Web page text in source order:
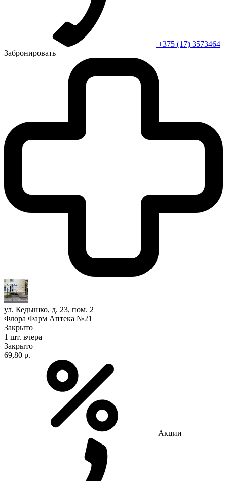
+375 (17) 3573464
Забронировать
ул. Кедышко, д. 23, пом. 2
Флора Фарм Аптека №21
Закрыто
1 шт. вчера
Закрыто
69,80 р.
Акции